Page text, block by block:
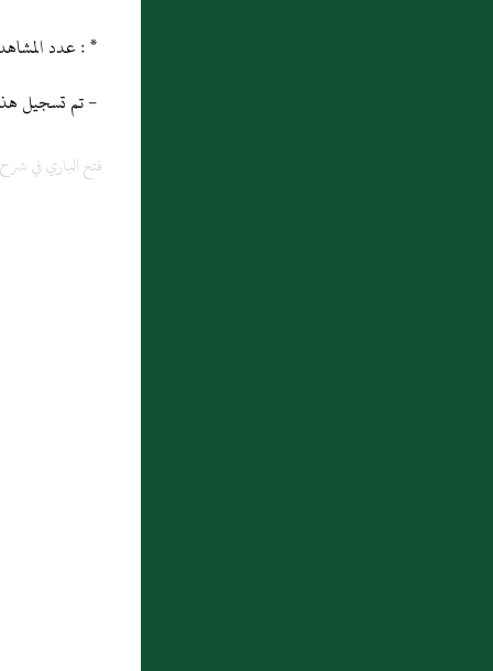
* : عدد المشاهدات و التنزيل منذ 05/11/
- تم تسجيل هذه
فتح الباري في